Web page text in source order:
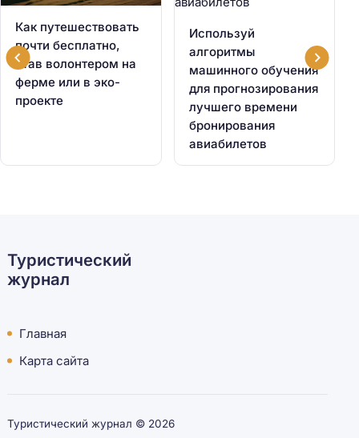
Как путешествовать
почти бесплатно,
став волонтером на
ферме или в эко-
проекте
Используй
алгоритмы
машинного обучения
для прогнозирования
лучшего времени
бронирования
авиабилетов
Туристический
журнал
Главная
Карта сайта
Туристический журнал © 2026